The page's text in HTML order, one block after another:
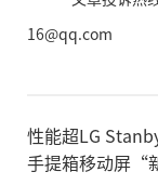
16@qq.com
性能超LG
手提箱移动屏“